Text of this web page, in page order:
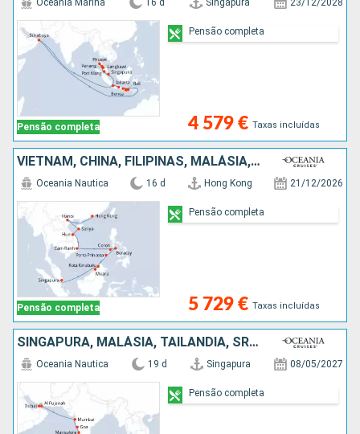
Pensão completa
Oceania Marina 16 d Singapura 23/12/2028
4 579 € Taxas incluídas
Pensão completa
VIETNAM, CHINA, FILIPINAS, MALÁSIA, SINGAPURA
Pensão completa
Oceania Nautica 16 d Hong Kong 21/12/2026
5 729 € Taxas incluídas
Pensão completa
SINGAPURA, MALÁSIA, TAILÂNDIA, SRI LANKA, ÍNDIA, EMIRATOS ÁRABES UNIDOS
Oceania Nautica 19 d Singapura 08/05/2027
Pensão completa